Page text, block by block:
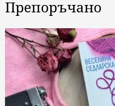
Препоръчано